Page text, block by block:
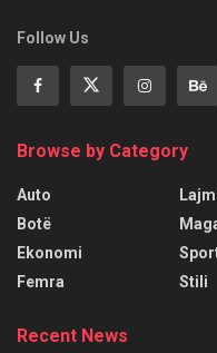
Follow Us
Browse by Category
Auto
Botë
Ekonomi
Femra
Stili
Recent News